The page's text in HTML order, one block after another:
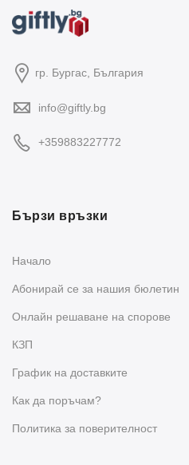
гр. Бургас, България
info@giftly.bg
+359883227772
Бързи връзки
Начало
Абонирай се за нашия бюлетин
Oнлайн решаване на спорове
КЗП
График на доставките
Как да поръчам?
Политика за поверителност